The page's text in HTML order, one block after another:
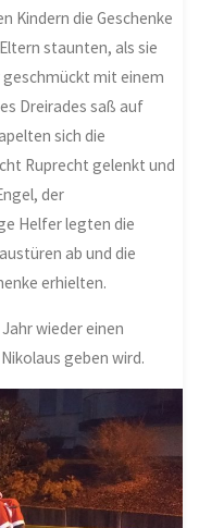
Kindern die Geschenke
staunten, als sie
geschmückt mit einem
Dreirades saß auf
sich die
Ruprecht gelenkt und
der
Helfer legten die
ab und die
erhielten.
wieder einen
geben wird.